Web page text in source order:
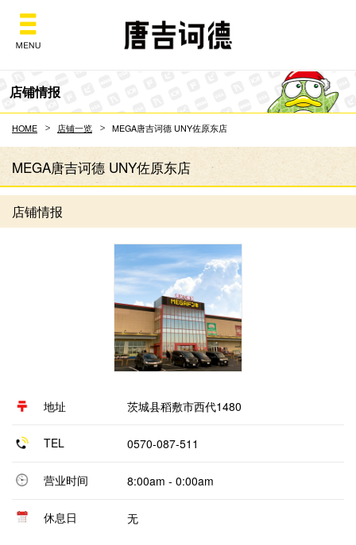
店铺情报
HOME 店铺一览 MEGA唐吉诃德 UNY佐原东店
MEGA唐吉诃德 UNY佐原东店
店铺情报
地址 茨城县稻敷市西代1480
TEL 0570-087-511
营业时间 8:00am - 0:00am
休息日 无